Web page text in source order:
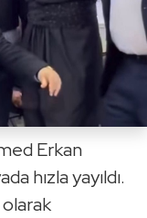
Erkan
hızla yayıldı.